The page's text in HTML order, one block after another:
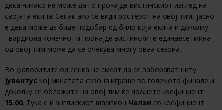
дека никако не може да го пронајде вистинскиот изглед на
својата екипа. Сепак ако се види ростерот на овој тим, јасно
е дека може да биде подобар од било која екипа и доколку
Гвардиола конечно ги пронајде вистинските единаесетмина
од овој тим може да се очекува многу оваа сезона.
Во фаворитите од сенка не смеат да се заборават ниту
Јувентус кој минатата сезона играше во големото финале и
доколку се обложите на овој тим ќе добиете коефициент
15.00. Тука е и англискиот шампион Челзи со коефициент